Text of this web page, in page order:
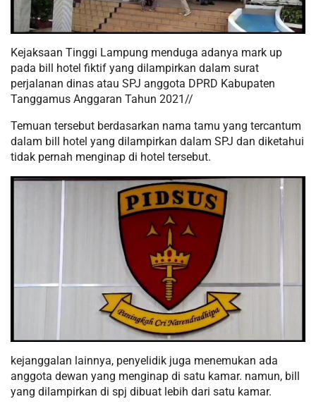
Kejaksaan Tinggi Lampung menduga adanya mark up
pada bill hotel fiktif yang dilampirkan dalam surat
perjalanan dinas atau SPJ anggota DPRD Kabupaten
Tanggamus Anggaran Tahun 2021//
Temuan tersebut berdasarkan nama tamu yang tercantum
dalam bill hotel yang dilampirkan dalam SPJ dan diketahui
tidak pernah menginap di hotel tersebut.
kejanggalan lainnya, penyelidik juga menemukan ada
anggota dewan yang menginap di satu kamar. namun, bill
yang dilampirkan di spj dibuat lebih dari satu kamar.